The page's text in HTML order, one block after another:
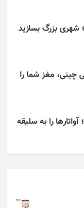
چینی، مغز شما را
بازی/ Pastel Friends؛ آواتارها را به سلیقه